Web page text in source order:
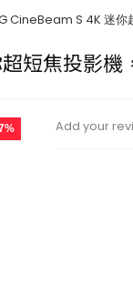
CineBeam S 4K 迷
短焦投影
Add your